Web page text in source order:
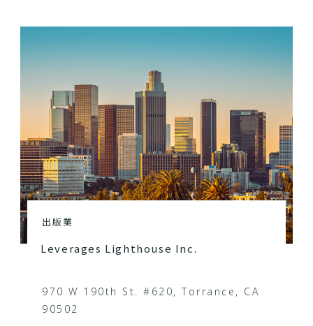
出版業
Leverages Lighthouse Inc.
970 W 190th St. #620, Torrance, CA
90502